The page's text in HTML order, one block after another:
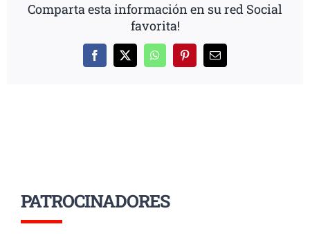
Comparta esta información en su red Social
favorita!
Facebook
X WhatsAppPinterestCorreo
PATROCINADORES